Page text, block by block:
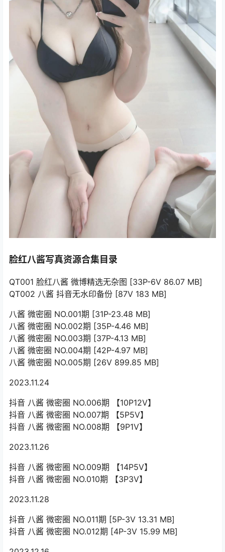
脸红八酱写真资源合集目录
QT001 脸红八酱 微博精选无杂图 [33P-6V 86.07 MB]
QT002 八酱 抖音无水印备份 [87V 183 MB]
八酱 微密圈 NO.001期 [31P-23.48 MB]
八酱 微密圈 NO.002期 [35P-4.46 MB]
八酱 微密圈 NO.003期 [37P-4.13 MB]
八酱 微密圈 NO.004期 [42P-4.97 MB]
八酱 微密圈 NO.005期 [26V 899.85 MB]
2023.11.24
抖音 八酱 微密圈 NO.006期 【10P12V】
抖音 八酱 微密圈 NO.007期 【5P5V】
抖音 八酱 微密圈 NO.008期 【9P1V】
2023.11.26
抖音 八酱 微密圈 NO.009期 【14P5V】
抖音 八酱 微密圈 NO.010期 【3P3V】
2023.11.28
抖音 八酱 微密圈 NO.011期 [5P-3V 13.31 MB]
抖音 八酱 微密圈 NO.012期 [4P-3V 15.99 MB]